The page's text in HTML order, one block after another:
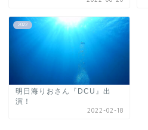
2022
明日海りおさん『DCU』出
演！
2022-02-18